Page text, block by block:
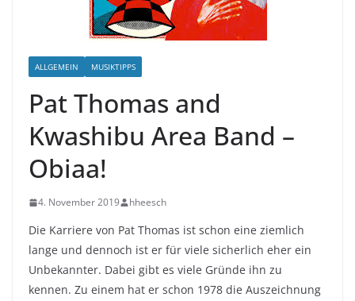
ALLGEMEIN MUSIKTIPPS
Pat Thomas and
Kwashibu Area Band –
Obiaa!
4. November 2019 hheesch
Die Karriere von Pat Thomas ist schon eine ziemlich
lange und dennoch ist er für viele sicherlich eher ein
Unbekannter. Dabei gibt es viele Gründe ihn zu
kennen. Zu einem hat er schon 1978 die Auszeichnung